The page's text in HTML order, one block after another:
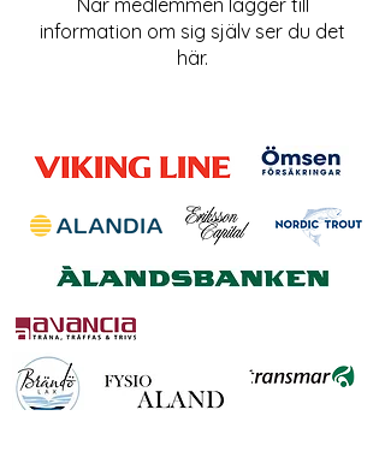
När medlemmen lägger till
information om sig själv ser du det
här.